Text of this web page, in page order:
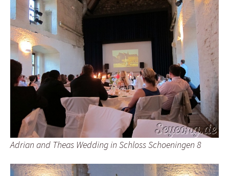
Adrian and Theas Wedding in Schloss Schoeningen 8